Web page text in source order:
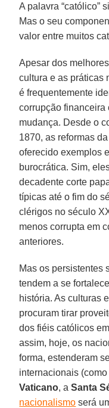
A palavra “católico”
Mas o seu
valor entre muitos
Apesar dos
cultura e as práticas
é frequentemente
corrupção financeira
mudança. Desde o
1870, as reformas
oferecido exemplos
burocrática. Sim,
decadente corte
típicas até o fim do
clérigos no século
menos corrupta em
anteriores.
Mas os persistentes
tendem a se
história. As culturas
procuram tirar
dos fiéis católicos
assim, hoje, os
forma, estenderam
internacionais (como
Vaticano, aSanta
nacionalismo será